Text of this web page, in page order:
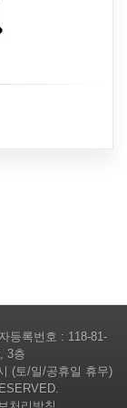
등록번호 : 118-81-
3층
(토/일/공휴일 휴무)